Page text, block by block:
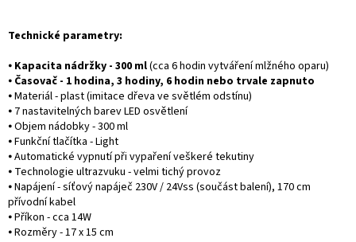
Technické parametry:
⦁ Kapacita nádržky - 300 ml(cca 6 hodin vytváření mlžného oparu)
⦁ Časovač - 1 hodina, 3 hodiny, 6 hodin nebo trvale zapnuto
⦁ Materiál - plast (imitace dřeva ve světlém odstínu)
⦁ 7 nastavitelných barev LED osvětlení
⦁ Objem nádobky - 300 ml
⦁ Funkční tlačítka - Light
⦁ Automatické vypnutí při vypaření veškeré tekutiny
⦁ Technologie ultrazvuku - velmi tichý provoz
⦁ Napájení - síťový napáječ 230V / 24Vss (součást balení), 170 cm
přívodní kabel
⦁ Příkon - cca 14W
⦁ Rozměry - 17 x 15 cm